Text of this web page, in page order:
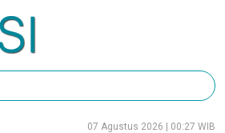
07 Agustus 2026 | 00:27 WIB